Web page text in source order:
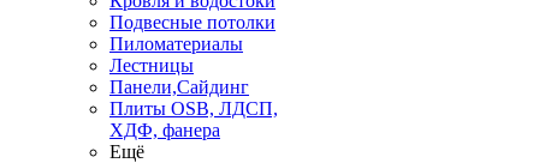
Подвесные потолки
Пиломатериалы
Лестницы
Панели,Сайдинг
Плиты OSB, ЛДСП,
ХДФ, фанера
Ещё